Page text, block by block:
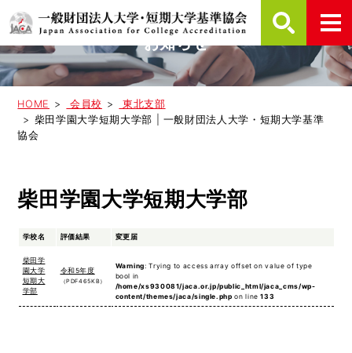
お知らせ
HOME 会員校
東北支部
柴田学園大学短期大学部 | 一般財団法人大学・短期大学基準
協会
柴田学園大学短期大学部
学校名 評価結果 変更届
柴田学
園大学
短期大
学部
令和5年度
（PDF465KB）
Warning: Trying to access array offset on value of type
bool in
/home/xs930081/jaca.or.jp/public_html/jaca_cms/wp-
content/themes/jaca/single.php on line133